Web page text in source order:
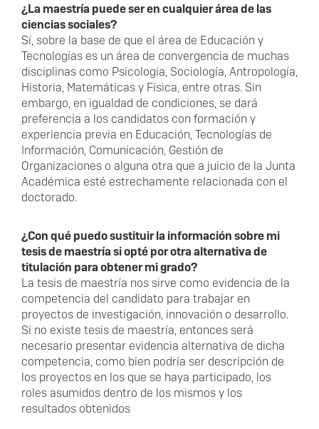
¿La maestría puede ser en cualquier área de las
ciencias sociales?
Sí, sobre la base de que el área de Educación y
Tecnologías es un área de convergencia de muchas
disciplinas como Psicología, Sociología, Antropología,
Historia, Matemáticas y Física, entre otras. Sin
embargo, en igualdad de condiciones, se dará
preferencia a los candidatos con formación y
experiencia previa en Educación, Tecnologías de
Información, Comunicación, Gestión de
Organizaciones o alguna otra que a juicio de la Junta
Académica esté estrechamente relacionada con el
doctorado.
¿Con qué puedo sustituir la información sobre mi
tesis de maestría si opté por otra alternativa de
titulación para obtener mi grado?
La tesis de maestría nos sirve como evidencia de la
competencia del candidato para trabajar en
proyectos de investigación, innovación o desarrollo.
Si no existe tesis de maestría, entonces será
necesario presentar evidencia alternativa de dicha
competencia, como bien podría ser descripción de
los proyectos en los que se haya participado, los
roles asumidos dentro de los mismos y los
resultados obtenidos